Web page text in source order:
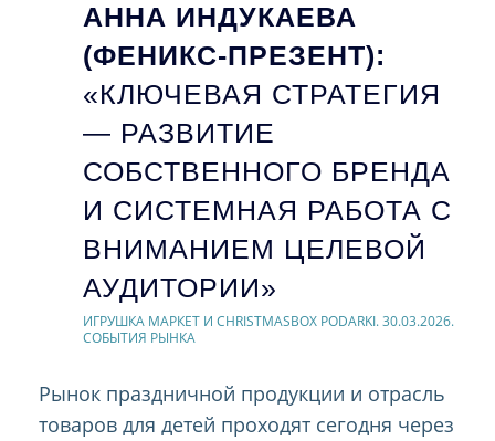
АННА ИНДУКАЕВА
(ФЕНИКС-ПРЕЗЕНТ):
«КЛЮЧЕВАЯ СТРАТЕГИЯ
— РАЗВИТИЕ
СОБСТВЕННОГО БРЕНДА
И СИСТЕМНАЯ РАБОТА С
ВНИМАНИЕМ ЦЕЛЕВОЙ
АУДИТОРИИ»
ИГРУШКА МАРКЕТ И CHRISTMASBOX PODARKI. 30.03.2026.
СОБЫТИЯ РЫНКА
Рынок праздничной продукции и отрасль
товаров для детей проходят сегодня через